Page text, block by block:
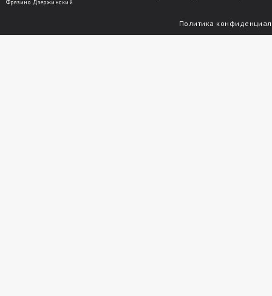
Фрязино Дзержинский
Политика